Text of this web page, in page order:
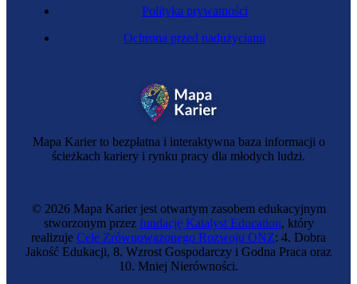
Mapa Karier to bezpłatna i interaktywna baza informacji o
ścieżkach kariery i rynku pracy dla młodych ludzi.
Polityka prywatności
Ochrona przed nadużyciami
© 2026 Mapa Karier jest otwartym zasobem edukacyjnym
stworzonym przez fundację Katalyst Education, który
realizuje Cele Zrównoważonego Rozwoju ONZ: 4. Dobra
Jakość Edukacji, 8. Wzrost Gospodarczy i Godna Praca oraz
10. Mniej Nierówności.